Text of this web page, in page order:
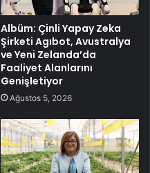
Albüm: Çinli Yapay Zeka
Şirketi Agıbot, Avustralya
ve Yeni Zelanda’da
Faaliyet Alanlarını
Genişletiyor
Ağustos 5, 2026